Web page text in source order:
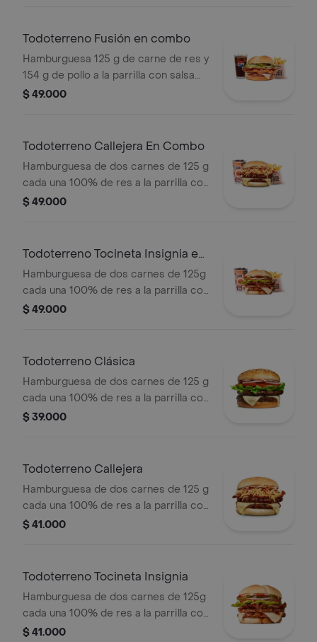
Todoterreno Fusión en combo
Hamburguesa 125 g de carne de res y
154 g de pollo a la parrilla con salsa
BBQ, tocineta, queso mozzarella,
medianas (Corral o cascos) + bebida
$ 49.000
Todoterreno Callejera En Combo
Hamburguesa de dos carnes de 125 g
cada una 100% de res a la parrilla con
salsa bbq, tocineta, queso mozzarella,
$ 49.000
Todoterreno Tocineta Insignia en
combo
Hamburguesa de dos carnes de 125g
cada una 100% de res a la parrilla con
salsa BBQ, tocineta, queso
tomate y mostaza en pan papa +
$ 49.000
Todoterreno Clásica
Hamburguesa de dos carnes de 125 g
cada una 100% de res a la parrilla con
salsa bbq, queso mozzarella, lechuga,
$ 39.000
Todoterreno Callejera
Hamburguesa de dos carnes de 125 g
cada una 100% de res a la parrilla con
salsa bbq, tocineta, queso mozzarella,
$ 41.000
Todoterreno Tocineta Insignia
Hamburguesa de dos carnes de 125g
cada una 100% de res a la parrilla con
salsa BBQ, tocineta, queso
$ 41.000